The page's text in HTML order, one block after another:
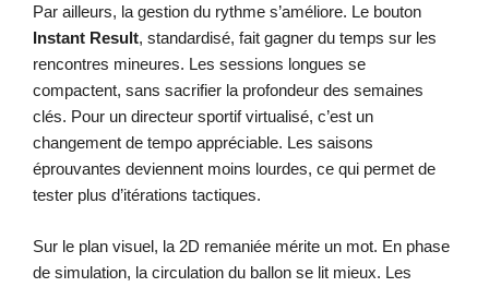
Par ailleurs, la gestion du rythme s’améliore. Le bouton
Instant Result, standardisé, fait gagner du temps sur les
rencontres mineures. Les sessions longues se
compactent, sans sacrifier la profondeur des semaines
clés. Pour un directeur sportif virtualisé, c’est un
changement de tempo appréciable. Les saisons
éprouvantes deviennent moins lourdes, ce qui permet de
tester plus d’itérations tactiques.
Sur le plan visuel, la 2D remaniée mérite un mot. En phase
de simulation, la circulation du ballon se lit mieux. Les